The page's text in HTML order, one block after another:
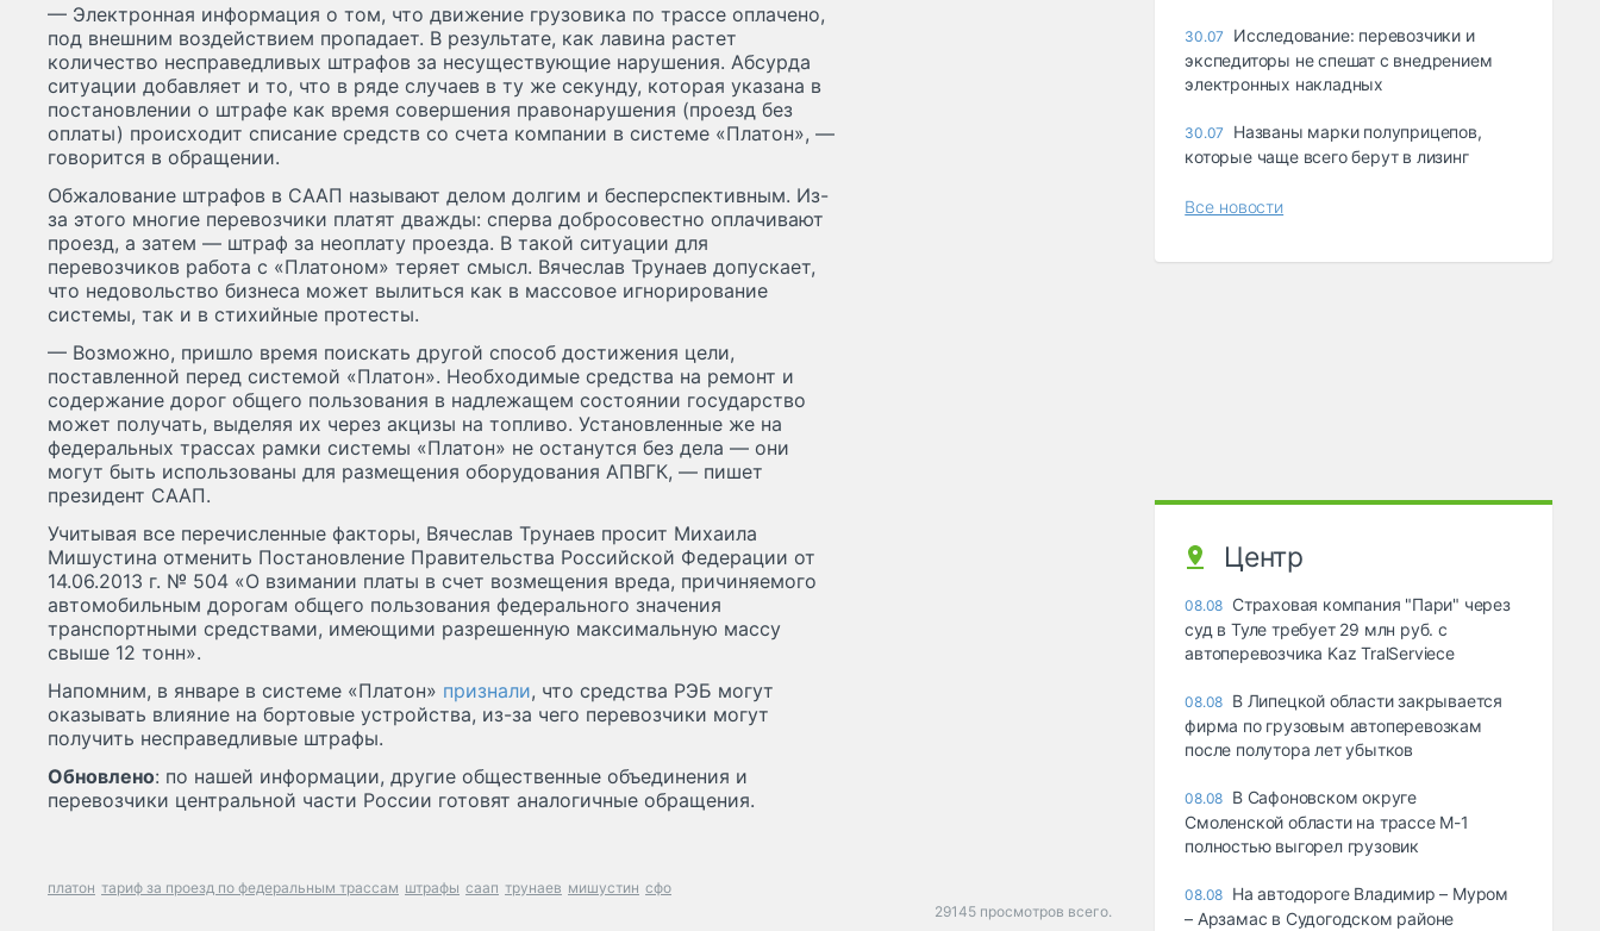
— Электронная информация о том, что движение грузовика по трассе оплачено,
под внешним воздействием пропадает. В результате, как лавина растет
количество несправедливых штрафов за несуществующие нарушения. Абсурда
ситуации добавляет и то, что в ряде случаев в ту же секунду, которая указана в
постановлении о штрафе как время совершения правонарушения (проезд без
оплаты) происходит списание средств со счета компании в системе «Платон», —
говорится в обращении.
Обжалование штрафов в СААП называют делом долгим и бесперспективным. Из-
за этого многие перевозчики платят дважды: сперва добросовестно оплачивают
проезд, а затем — штраф за неоплату проезда. В такой ситуации для
перевозчиков работа с «Платоном» теряет смысл. Вячеслав Трунаев допускает,
что недовольство бизнеса может вылиться как в массовое игнорирование
системы, так и в стихийные протесты.
— Возможно, пришло время поискать другой способ достижения цели,
поставленной перед системой «Платон». Необходимые средства на ремонт и
содержание дорог общего пользования в надлежащем состоянии государство
может получать, выделяя их через акцизы на топливо. Установленные же на
федеральных трассах рамки системы «Платон» не останутся без дела — они
могут быть использованы для размещения оборудования АПВГК, — пишет
президент СААП.
Учитывая все перечисленные факторы, Вячеслав Трунаев просит Михаила
Мишустина отменить Постановление Правительства Российской Федерации от
14.06.2013 г. № 504 «О взимании платы в счет возмещения вреда, причиняемого
автомобильным дорогам общего пользования федерального значения
транспортными средствами, имеющими разрешенную максимальную массу
свыше 12 тонн».
Напомним, в январе в системе «Платон» признали, что средства РЭБ могут
оказывать влияние на бортовые устройства, из-за чего перевозчики могут
получить несправедливые штрафы.
Обновлено: по нашей информации, другие общественные объединения и
перевозчики центральной части России готовят аналогичные обращения.
платон тариф за проезд по федеральным трассам штрафы саап трунаев мишустин сфо
29145 просмотров всего.
30.07
Исследование: перевозчики и
экспедиторы не спешат с внедрением
электронных накладных
30.07
Названы марки полуприцепов,
которые чаще всего берут в лизинг
Все новости
Центр
08.08 Страховая компания "Пари" через
суд в Туле требует 29 млн руб. с
автоперевозчика Kaz TralServiece
08.08 В Липецкой области закрывается
фирма по грузовым автоперевозкам
после полутора лет убытков
08.08 В Сафоновском округе
Смоленской области на трассе М-1
полностью выгорел грузовик
08.08 На автодороге Владимир – Муром
– Арзамас в Судогодском районе